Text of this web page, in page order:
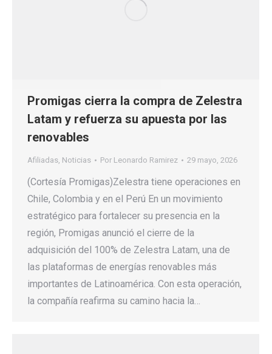
Promigas cierra la compra de Zelestra
Latam y refuerza su apuesta por las
renovables
Afiliadas, Noticias Por Leonardo Ramirez 29 mayo, 2026
(Cortesía Promigas)Zelestra tiene operaciones en
Chile, Colombia y en el Perú En un movimiento
estratégico para fortalecer su presencia en la
región, Promigas anunció el cierre de la
adquisición del 100% de Zelestra Latam, una de
las plataformas de energías renovables más
importantes de Latinoamérica. Con esta operación,
la compañía reafirma su camino hacia la…